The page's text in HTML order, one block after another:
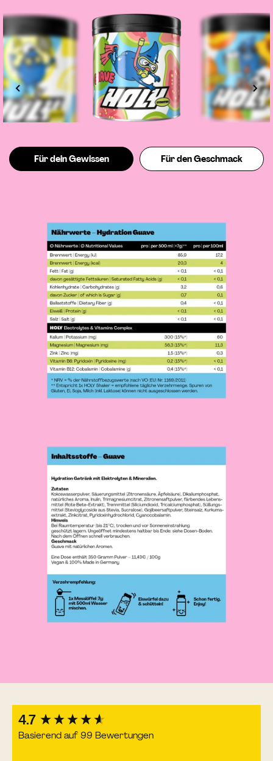
Für dein Gewissen Für den Geschmack
4.7
Basierend auf 99 Bewertungen